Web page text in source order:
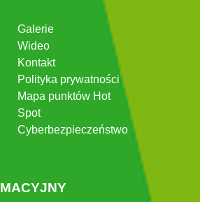
Galerie
Wideo
Kontakt
Polityka prywatności
Mapa punktów Hot
Spot
Cyberbezpieczeństwo